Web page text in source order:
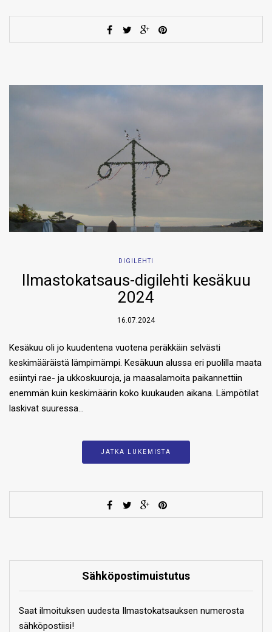
DIGILEHTI
Ilmastokatsaus-digilehti kesäkuu
2024
16.07.2024
Kesäkuu oli jo kuudentena vuotena peräkkäin selvästi
keskimääräistä lämpimämpi. Kesäkuun alussa eri puolilla maata
esiintyi rae- ja ukkoskuuroja, ja maasalamoita paikannettiin
enemmän kuin keskimäärin koko kuukauden aikana. Lämpötilat
laskivat suuressa…
JATKA LUKEMISTA
Sähköpostimuistutus
Saat ilmoituksen uudesta Ilmastokatsauksen numerosta
sähköpostiisi!